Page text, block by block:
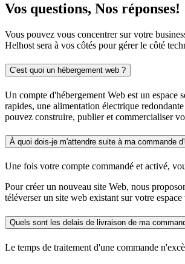
Vos questions, Nos réponses!
Vous pouvez vous concentrer sur votre
Helhost sera à vos côtés pour gérer le côté
C'est quoi un hébergement web ?
Un compte d'hébergement Web est un espace
rapides, une alimentation électrique
pouvez construire, publier et commercialiser
À quoi dois-je m'attendre suite à ma commande
Une fois votre compte commandé et activé,
Pour créer un nouveau site Web, nous
téléverser un site web existant sur votre
Quels sont les delais de livraison de ma
Le temps de traitement d'une commande